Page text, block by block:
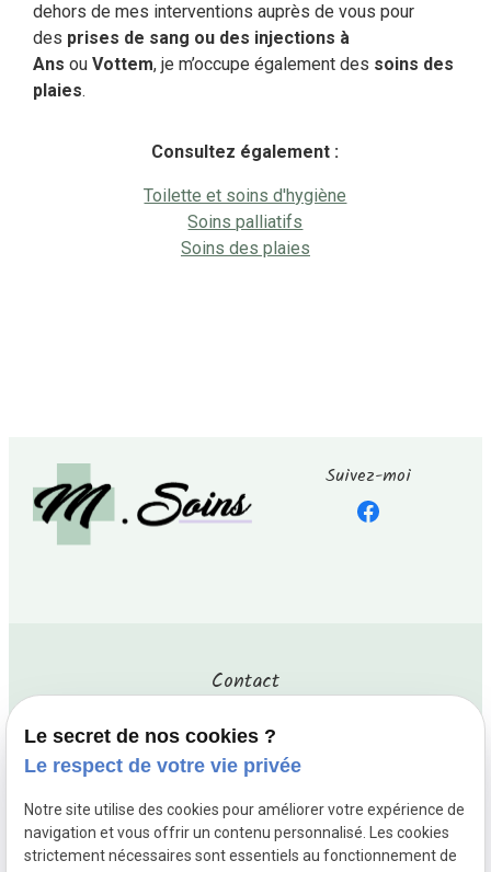
dehors de mes interventions auprès de vous pour
des prises de sang ou des injections à
Ans ou Vottem, je m’occupe également des soins des
plaies.
Consultez également :
Toilette et soins d'hygiène
Soins palliatifs
Soins des plaies
Suivez-moi
Contact
Téléphone
Horaires
Le secret de nos cookies ?
Le respect de votre vie privée
Notre site utilise des cookies pour améliorer votre expérience de
navigation et vous offrir un contenu personnalisé. Les cookies
strictement nécessaires sont essentiels au fonctionnement de